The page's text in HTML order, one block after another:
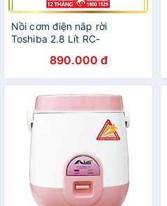
Nồi cơm điện nắp rời
Toshiba 2.8 Lít RC-
1000W - Hàng chính hãng -
Bảo hành 12 tháng
890.000 đ